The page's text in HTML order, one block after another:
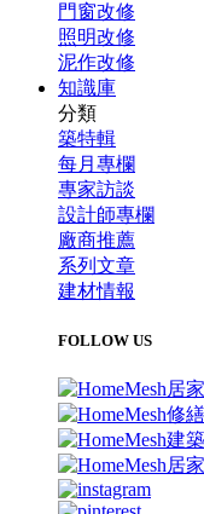
門窗改修
照明改修
泥作改修
知識庫
分類
築特輯
每月專欄
專家訪談
設計師專欄
廠商推薦
系列文章
建材情報
FOLLOW US